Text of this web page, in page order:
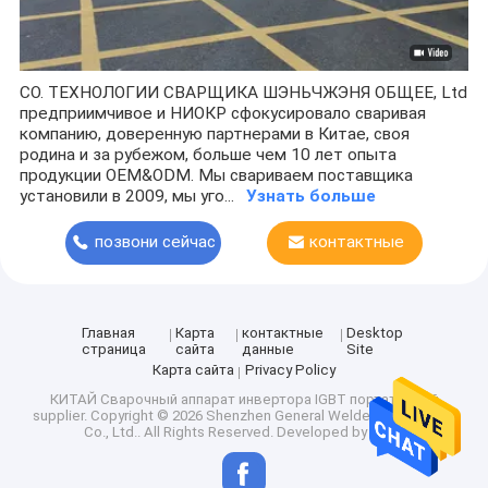
CO. ТЕХНОЛОГИИ СВАРЩИКА ШЭНЬЧЖЭНЯ ОБЩЕЕ, Ltd
предприимчивое и НИОКР сфокусировало сваривая
компанию, доверенную партнерами в Китае, своя
родина и за рубежом, больше чем 10 лет опыта
продукции OEM&ODM. Мы свариваем поставщика
установили в 2009, мы уго...
Узнать больше
позвони сейчас контактные
Главная
страница
Карта
сайта
контактные
данные
Desktop
Site
Карта сайта
Privacy Policy
КИТАЙ Сварочный аппарат инвертора IGBT портативный
supplier. Copyright © 2026 Shenzhen General Welder Technology
Co., Ltd.. All Rights Reserved. Developed by ECER